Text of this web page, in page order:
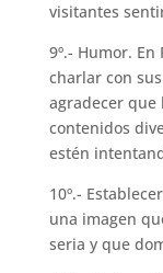
visitantes
9º.- Humor.
charlar con
agradecer que
contenidos
estén
10º.-
una imagen
seria y que